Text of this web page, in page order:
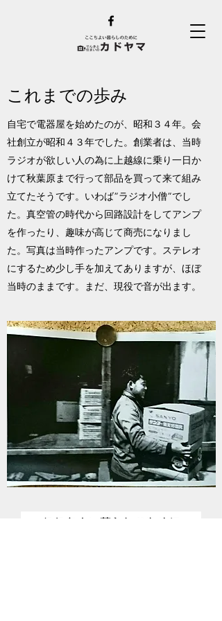
これまでの歩み
自宅で電器屋を始めたのが、昭和３４年。会
社創立が昭和４３年でした。創業者は、当時
ラジオが欲しい人の為に上越線に乗り一日か
けて秋葉原まで行って部品を買って来て組み
立てたそうです。いわば”ラジオ小僧”でし
た。真空管の時代から回路設計をしてアンプ
を作ったり、趣味が高じて商売になりまし
た。写真は当時作ったアンプです。ステレオ
にするため少し手を加えてありますが、ほぼ
当時のままです。まだ、現役で音が出ます。